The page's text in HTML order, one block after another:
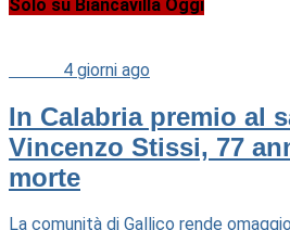
Solo su Biancavilla Oggi
4 giorni ago
In Calabria premio al
Vincenzo Stissi, 77
morte
La comunità di Gallico rende